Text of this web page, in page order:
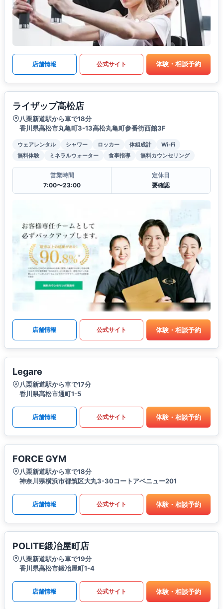
店舗情報 公式サイト 体験・相談予約
ライザップ高松店
八栗新道駅から車で18分
香川県高松市丸亀町3-13高松丸亀町参番街西館3F
ウェアレンタル シャワー ロッカー 体組成計
Wi-Fi
無料体験
ミネラルウォーター 食事指導 無料カウンセリング
営業時間
7:00〜23:00
定休日
要確認
店舗情報 公式サイト 体験・相談予約
Legare
八栗新道駅から車で17分
香川県高松市通町1-5
店舗情報 公式サイト 体験・相談予約
FORCE GYM
八栗新道駅から車で18分
神奈川県横浜市都筑区大丸3-30コートアベニュー201
店舗情報 公式サイト 体験・相談予約
POLITE鍛冶屋町店
八栗新道駅から車で19分
香川県高松市鍛冶屋町1-4
店舗情報 公式サイト 体験・相談予約